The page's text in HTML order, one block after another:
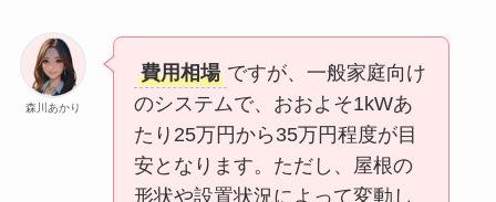
森川あかり
費用相場 ですが、一般家庭向け
のシステムで、おおよそ1kWあ
たり25万円から35万円程度が目
安となります。ただし、屋根の
形状や設置状況によって変動し